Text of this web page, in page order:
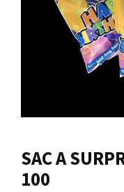
Nous joindre
Me connecter
Panier
SAC A
100